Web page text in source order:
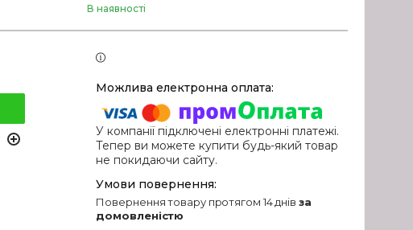
В наявності
У компанії підключені електронні платежі.
Тепер ви можете купити будь-який товар
не покидаючи сайту.
повернення товару протягом 14 днів за
домовленістю